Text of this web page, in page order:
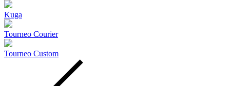
Kuga
Tourneo Courier
Tourneo Custom